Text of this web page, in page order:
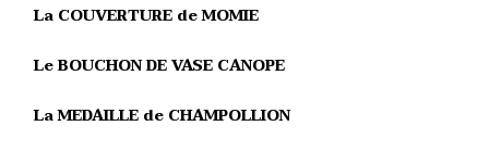
La COUVERTURE de MOMIE
Le BOUCHON DE VASE CANOPE
La MEDAILLE de CHAMPOLLION